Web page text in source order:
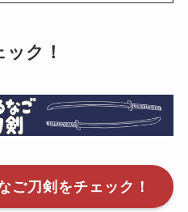
ク！
刀剣をチェック！